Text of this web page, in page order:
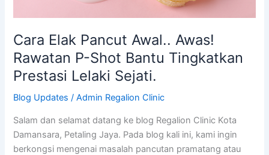
Cara Elak Pancut Awal.. Awas!
Rawatan P-Shot Bantu Tingkatkan
Prestasi Lelaki Sejati.
Blog Updates /Admin Regalion Clinic
Salam dan selamat datang ke blog Regalion Clinic Kota
Damansara, Petaling Jaya. Pada blog kali ini, kami ingin
berkongsi mengenai masalah pancutan pramatang atau
Tingkatkan
Prestasi
Lelaki
Sejati.